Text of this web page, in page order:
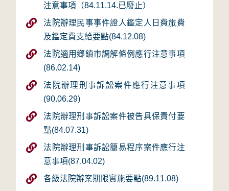
注意事項（84.11.14.已廢止）
法院辦理民事事件證人鑑定人日費旅費
及鑑定費支給要點(84.12.08)
法院適用鄉鎮市調解條例應行注意事項
(86.02.14)
法院辦理刑事訴訟案件應行注意事項
(90.06.29)
法院辦理刑事訴訟案件被告具保責付要
點(84.07.31)
法院辦理刑事訴訟簡易程序案件應行注
意事項(87.04.02)
各級法院辦案期限實施要點(89.11.08)